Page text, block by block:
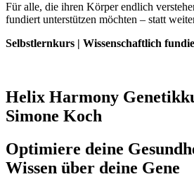
Für alle, die ihren Körper endlich
fundiert unterstützen möchten – statt
Selbstlernkurs | Wissenschaftlich
Helix Harmony
Simone Koch
Optimiere deine
Wissen über deine Gene